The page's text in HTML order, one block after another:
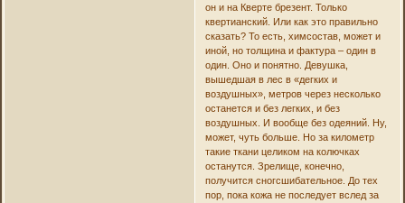
он и на Кверте брезент. Только
квертианский. Или как это правильно
сказать? То есть, химсостав, может и
иной, но толщина и фактура – один в
один. Оно и понятно. Девушка,
вышедшая в лес в «дегких и
воздушных», метров через несколько
останется и без легких, и без
воздушных. И вообще без одеяний. Ну,
может, чуть больше. Но за километр
такие ткани целиком на колючках
останутся. Зрелище, конечно,
получится сногсшибательное. До тех
пор, пока кожа не последует вслед за